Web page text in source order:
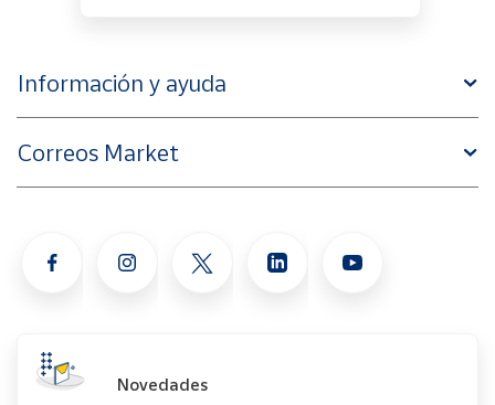
Información y ayuda
Correos Market
Novedades